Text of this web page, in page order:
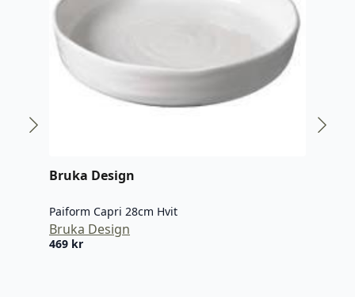
Bruka Design
Paiform Capri 28cm Hvit
Bruka Design
469 kr